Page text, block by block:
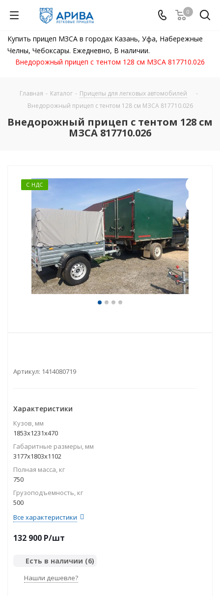
0
Купить прицеп МЗСА в городах Казань, Уфа, Набережные
Челны, Чебоксары. Ежедневно, В наличии.
Внедорожный прицеп с тентом 128 см МЗСА 817710.026
Главная - Каталог - Прицепы для легковых автомобилей
-
Внедорожный прицеп с тентом 128 см МЗСА 817710.026
Внедорожный прицеп с тентом 128 см
МЗСА 817710.026
С НДС
Артикул: 1414080719
Характеристики
Кузов, мм
1853x1231x470
Габаритные размеры, мм
3177х1803х1102
Полная масса, кг
750
Грузоподъемность, кг
500
Все характеристики
132 900 P/шт
Есть в наличии (6)
Нашли дешевле?